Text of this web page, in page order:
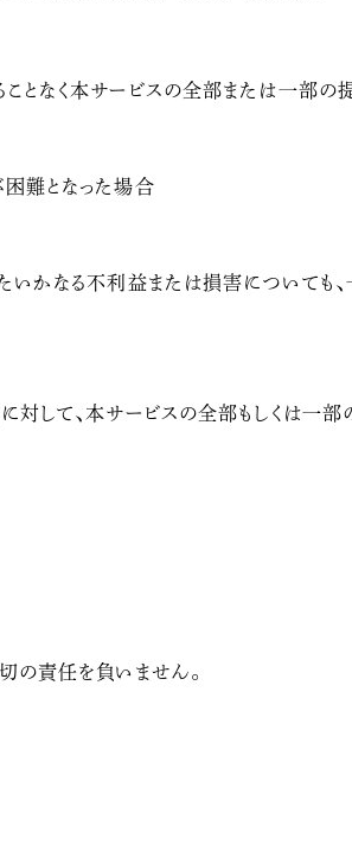
となく本サービスの全部または一部の
困難となった場合
いかなる不利益または損害についても
して、本サービスの全部もしくは一部
の責任を負いません。